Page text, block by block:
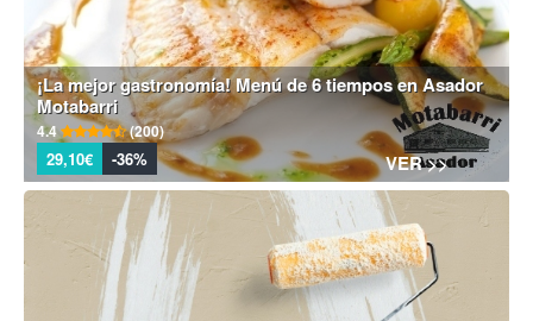
¡La mejor gastronomía! Menú de 6 tiempos en Asador
Motabarri
4.4 (200)
29,10€ -36% VER >>